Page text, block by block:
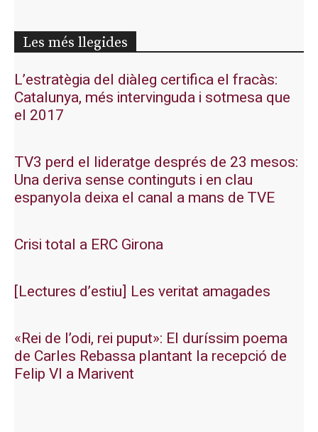
Les més llegides
L’estratègia del diàleg certifica el fracàs:
Catalunya, més intervinguda i sotmesa que
el 2017
TV3 perd el lideratge després de 23 mesos:
Una deriva sense continguts i en clau
espanyola deixa el canal a mans de TVE
Crisi total a ERC Girona
[Lectures d’estiu] Les veritat amagades
«Rei de l’odi, rei puput»: El duríssim poema
de Carles Rebassa plantant la recepció de
Felip VI a Marivent